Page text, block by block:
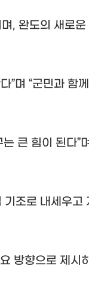
, 완도의 새로
”며 “군민과 함
큰 힘이 된다”
기조로 내세우고
방향으로 제시